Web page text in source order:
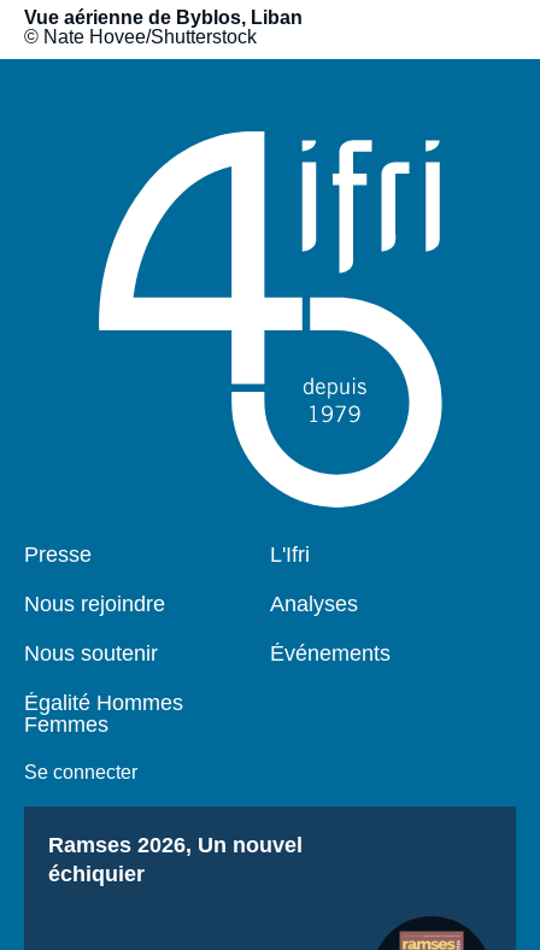
Vue aérienne de Byblos, Liban
© Nate Hovee/Shutterstock
Pied
Presse
Nous rejoindre
Nous soutenir
Égalité Hommes
Femmes
Se connecter
Navigation
L'Ifri
Analyses
Événements
Titre
Ramses 2026, Un nouvel
échiquier